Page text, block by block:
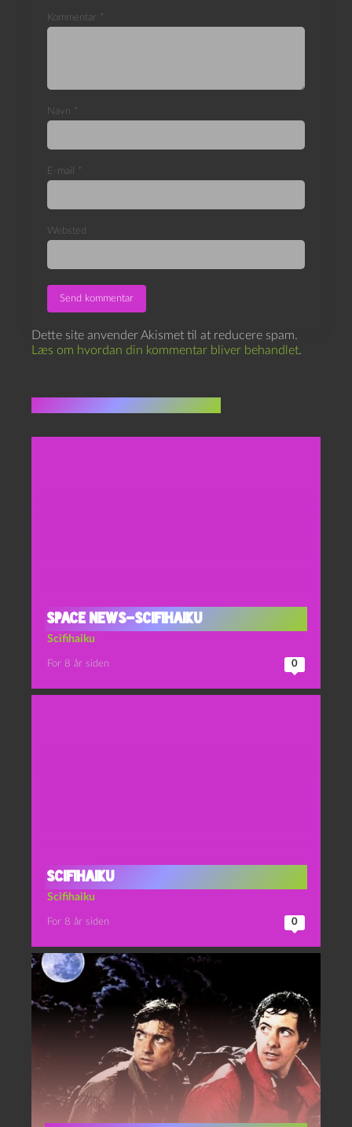
Kommentar *
Navn *
E-mail *
Websted
Dette site anvender Akismet til at reducere spam.
Læs om hvordan din kommentar bliver behandlet.
Space news-scifihaiku
Scifihaiku
For 8 år siden 0
Scifihaiku
Scifihaiku
For 8 år siden 0